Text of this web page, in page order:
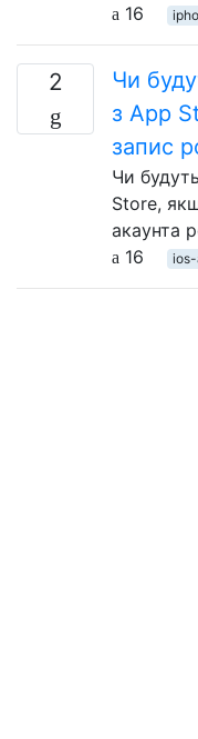
16
2
Чи
з App
запис
Чи
Store,
акаунта
16